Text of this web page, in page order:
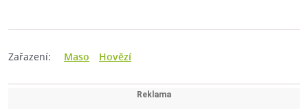
Zařazení: Maso Hovězí